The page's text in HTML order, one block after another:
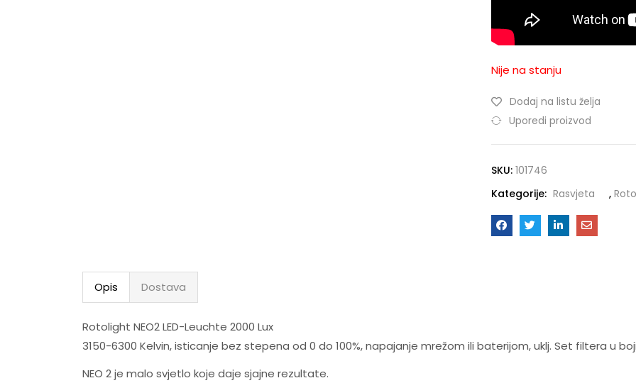
Nije na stanju
Dodaj na listu želja
Uporedi proizvod
SKU: 101746
Kategorije: Rasvjeta ,
Opis Dostava
Rotolight NEO2 LED-Leuchte 2000 Lux
3150-6300 Kelvin, isticanje bez stepena od 0 do 100%, napajanje mrežom ili baterijom, uklj. Set filtera u boji
NEO 2 je malo svjetlo koje daje sjajne rezultate.